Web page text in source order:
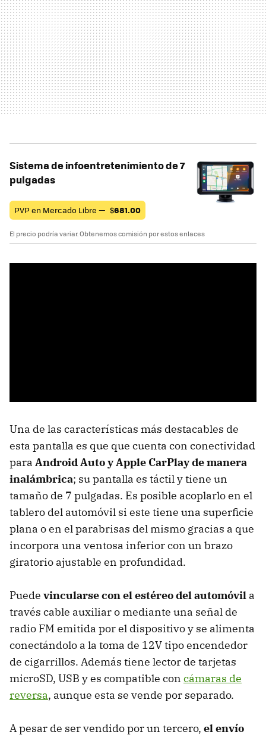
Sistema de infoentretenimiento de 7
pulgadas
PVP en Mercado Libre — $681.00
El precio podría variar. Obtenemos comisión por estos enlaces
Una de las características más destacables de
esta pantalla es que que cuenta con conectividad
para Android Auto y Apple CarPlay de manera
inalámbrica; su pantalla es táctil y tiene un
tamaño de 7 pulgadas. Es posible acoplarlo en el
tablero del automóvil si este tiene una superficie
plana o en el parabrisas del mismo gracias a que
incorpora una ventosa inferior con un brazo
giratorio ajustable en profundidad.
Puede vincularse con el estéreo del automóvil a
través cable auxiliar o mediante una señal de
radio FM emitida por el dispositivo y se alimenta
conectándolo a la toma de 12V tipo encendedor
de cigarrillos. Además tiene lector de tarjetas
microSD, USB y es compatible con cámaras de
reversa, aunque esta se vende por separado.
A pesar de ser vendido por un tercero, el envío